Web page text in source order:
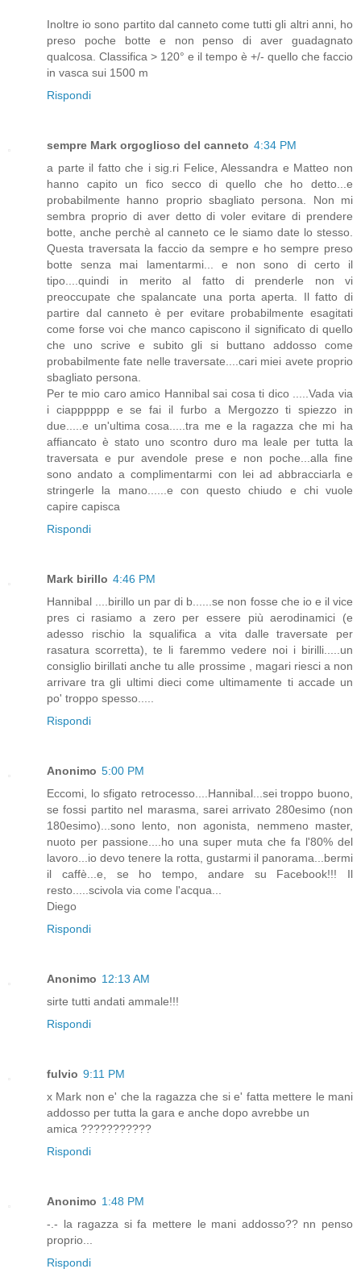
Inoltre io sono partito dal canneto come tutti gli altri anni, ho
preso poche botte e non penso di aver guadagnato
qualcosa. Classifica > 120° e il tempo è +/- quello che faccio
in vasca sui 1500 m
Rispondi
sempre Mark orgoglioso del canneto 4:34 PM
a parte il fatto che i sig.ri Felice, Alessandra e Matteo non
hanno capito un fico secco di quello che ho detto...e
probabilmente hanno proprio sbagliato persona. Non mi
sembra proprio di aver detto di voler evitare di prendere
botte, anche perchè al canneto ce le siamo date lo stesso.
Questa traversata la faccio da sempre e ho sempre preso
botte senza mai lamentarmi... e non sono di certo il
tipo....quindi in merito al fatto di prenderle non vi
preoccupate che spalancate una porta aperta. Il fatto di
partire dal canneto è per evitare probabilmente esagitati
come forse voi che manco capiscono il significato di quello
che uno scrive e subito gli si buttano addosso come
probabilmente fate nelle traversate....cari miei avete proprio
sbagliato persona.
Per te mio caro amico Hannibal sai cosa ti dico .....Vada via
i ciapppppp e se fai il furbo a Mergozzo ti spiezzo in
due.....e un'ultima cosa.....tra me e la ragazza che mi ha
affiancato è stato uno scontro duro ma leale per tutta la
traversata e pur avendole prese e non poche...alla fine
sono andato a complimentarmi con lei ad abbracciarla e
stringerle la mano......e con questo chiudo e chi vuole
capire capisca
Rispondi
Mark birillo 4:46 PM
Hannibal ....birillo un par di b......se non fosse che io e il vice
pres ci rasiamo a zero per essere più aerodinamici (e
adesso rischio la squalifica a vita dalle traversate per
rasatura scorretta), te li faremmo vedere noi i birilli.....un
consiglio birillati anche tu alle prossime , magari riesci a non
arrivare tra gli ultimi dieci come ultimamente ti accade un
po' troppo spesso.....
Rispondi
Anonimo 5:00 PM
Eccomi, lo sfigato retrocesso....Hannibal...sei troppo buono,
se fossi partito nel marasma, sarei arrivato 280esimo (non
180esimo)...sono lento, non agonista, nemmeno master,
nuoto per passione....ho una super muta che fa l'80% del
lavoro...io devo tenere la rotta, gustarmi il panorama...bermi
il caffè...e, se ho tempo, andare su Facebook!!! Il
resto.....scivola via come l'acqua...
Diego
Rispondi
Anonimo 12:13 AM
sirte tutti andati ammale!!!
Rispondi
fulvio 9:11 PM
x Mark non e' che la ragazza che si e' fatta mettere le mani
addosso per tutta la gara e anche dopo avrebbe un
amica ???????????
Rispondi
Anonimo 1:48 PM
-.- la ragazza si fa mettere le mani addosso?? nn penso
proprio...
Rispondi